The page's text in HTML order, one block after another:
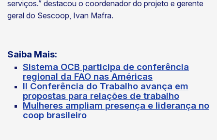
serviços.” destacou o coordenador do projeto e gerente
geral do Sescoop, Ivan Mafra.
Saiba Mais:
Sistema OCB participa de conferência
regional da FAO nas Américas
II Conferência do Trabalho avança em
propostas para relações de trabalho
Mulheres ampliam presença e liderança no
coop brasileiro